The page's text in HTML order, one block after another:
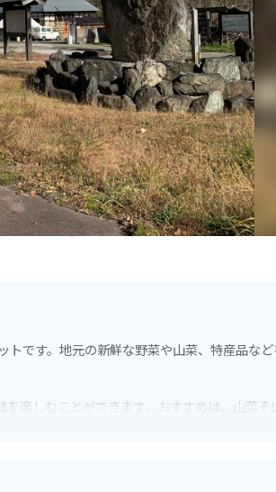
です。地元の新鮮な野菜や山菜、特産品な
楽しむことができます。おすすめは、山菜そ
ングの拠点としても最適です。